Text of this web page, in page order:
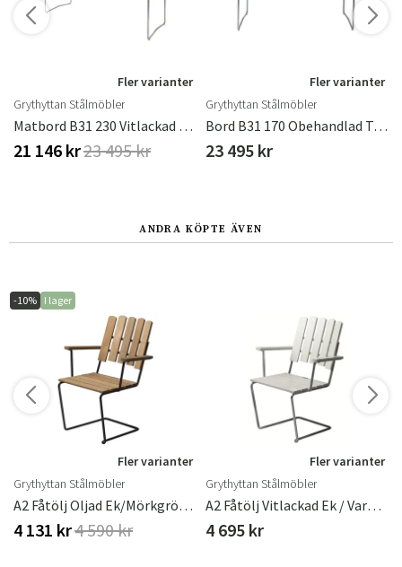
Fler varianter
Grythyttan Stålmöbler
Matbord B31 230 Vitlackad Ek / Varmförzinkat Stativ
21 146 kr23 495 kr
Fler varianter
Grythyttan Stålmöbler
Bord B31 170 Obehandlad Teak / Varmförzinkat Stativ
23 495 kr
ANDRA KÖPTE ÄVEN
-10% I lager
Fler varianter
Grythyttan Stålmöbler
A2 Fåtölj Oljad Ek/Mörkgrönt Stativ
4 131 kr4 590 kr
Fler varianter
Grythyttan Stålmöbler
A2 Fåtölj Vitlackad Ek / Varmförzinkat Stativ
4 695 kr